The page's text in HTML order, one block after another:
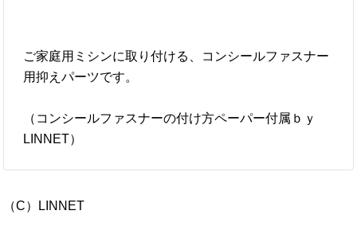
ご家庭用ミシンに取り付ける、コンシールファスナー
用抑えパーツです。
（コンシールファスナーの付け方ペーパー付属ｂｙ
LINNET）
（C）LINNET